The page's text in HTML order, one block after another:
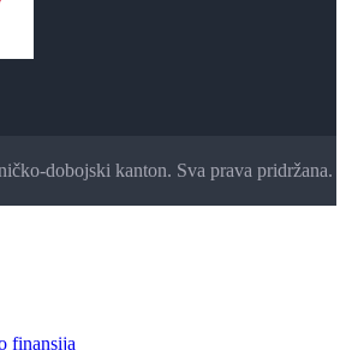
dobojski kanton. Sva prava pridržana.
finansija